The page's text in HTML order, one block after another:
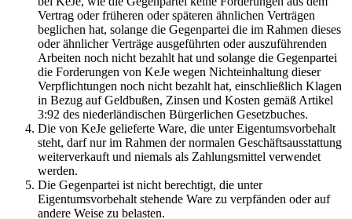
Vertrag oder früheren oder späteren ähnlichen Verträgen
beglichen hat, solange die Gegenpartei die im Rahmen dieses
oder ähnlicher Verträge ausgeführten oder auszuführenden
Arbeiten noch nicht bezahlt hat und solange die Gegenpartei
die Forderungen von KeJe wegen Nichteinhaltung dieser
Verpflichtungen noch nicht bezahlt hat, einschließlich Klagen
in Bezug auf Geldbußen, Zinsen und Kosten gemäß Artikel
3:92 des niederländischen Bürgerlichen Gesetzbuches.
Die von KeJe gelieferte Ware, die unter Eigentumsvorbehalt
steht, darf nur im Rahmen der normalen Geschäftsausstattung
weiterverkauft und niemals als Zahlungsmittel verwendet
werden.
Die Gegenpartei ist nicht berechtigt, die unter
Eigentumsvorbehalt stehende Ware zu verpfänden oder auf
andere Weise zu belasten.